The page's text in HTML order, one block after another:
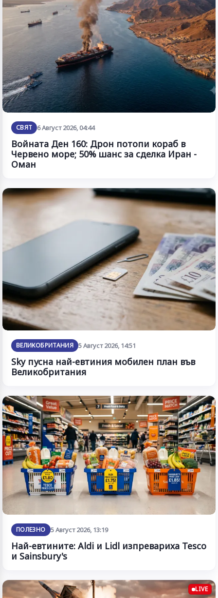
СВЯТ 6 Август 2026, 04:44
Войната Ден 160: Дрон потопи кораб в
Червено море; 50% шанс за сделка Иран -
Оман
ВЕЛИКОБРИТАНИЯ 5 Август 2026, 14:51
Sky пусна най-евтиния мобилен план във
Великобритания
ПОЛЕЗНО 5 Август 2026, 13:19
Най-евтините: Aldi и Lidl изпревариха Tesco
и Sainsbury's
LIVE